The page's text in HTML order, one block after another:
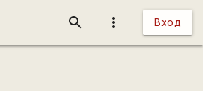
more_vert Вход
search